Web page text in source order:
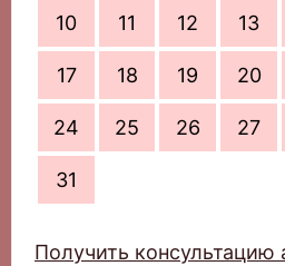
10 11 12 13
17 18 19 20
24 25 26 27
31
Получить консультацию